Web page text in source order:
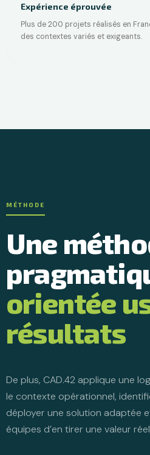
Expérience éprouvée
Plus de 200 projets réalisés en
des contextes variés et exigeants.
MÉTHODE
Une
orientée
résultats
De plus, CAD.42 applique une
le contexte opérationnel,
déployer une solution adaptée
équipes d’en tirer une valeur